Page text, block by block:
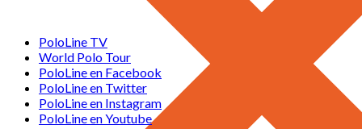
PoloLine TV
World Polo Tour
PoloLine en Facebook
PoloLine en Twitter
PoloLine en Instagram
PoloLine en Youtube